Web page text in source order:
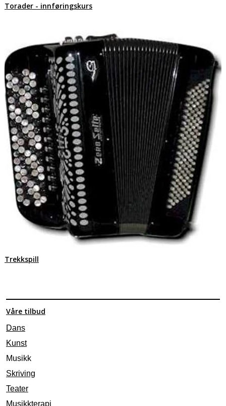
Torader - innføringskurs
Trekkspill
Våre tilbud
Dans
Kunst
Musikk
Skriving
Teater
Musikkterapi